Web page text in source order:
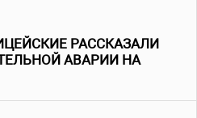
РАССКАЗАЛИ
АВАРИИ НА